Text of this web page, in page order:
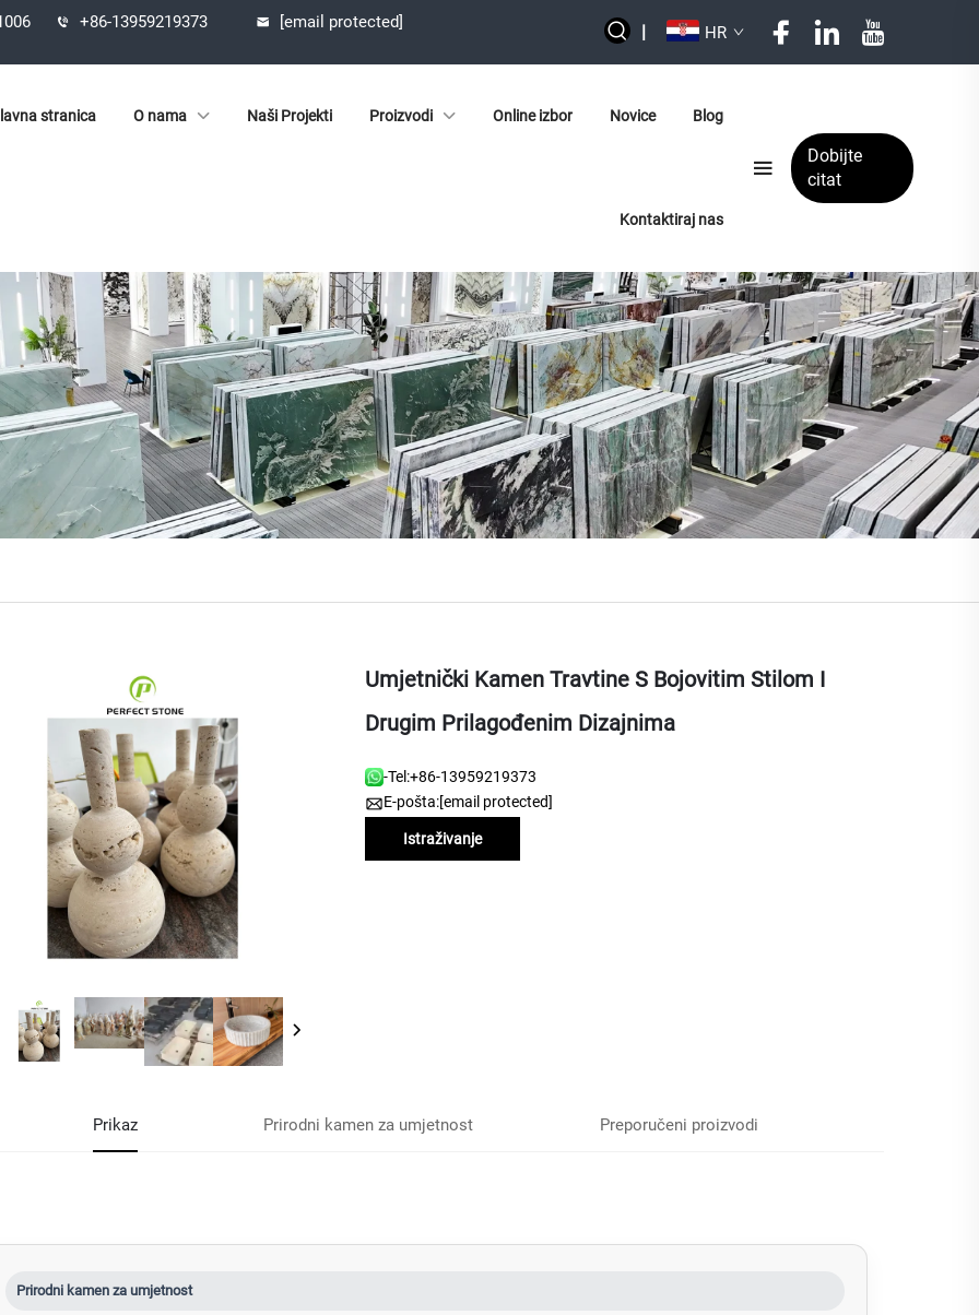
+86-13959219373 [email protected] | HR
stranica O nama Naši Projekti Proizvodi Online izbor Novice Blog
Kontaktiraj nas
Dobijte
citat
Umjetnički Kamen Travtine S Bojovitim Stilom I
Drugim Prilagođenim Dizajnima
-Tel:+86-13959219373
E-pošta:[email protected]
Istraživanje
Prikaz Prirodni kamen za umjetnost Preporučeni proizvodi
Prirodni kamen za umjetnost